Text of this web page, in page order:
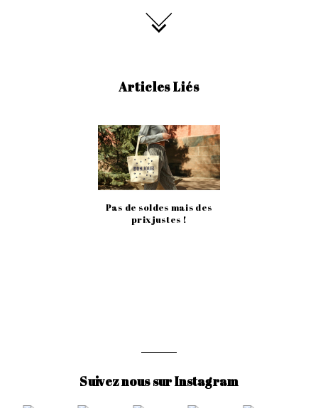
Articles Liés
Pas de soldes mais des
prix justes !
Suivez nous sur Instagram